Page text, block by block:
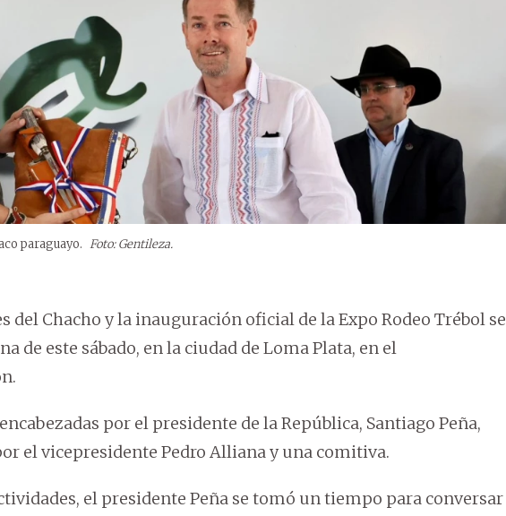
paraguayo. Foto: Gentileza.
del Chacho y la inauguración oficial de la Expo Rodeo Trébol se
de este sábado, en la ciudad de Loma Plata, en el
por el presidente de la República, Santiago Peña,
el vicepresidente Pedro Alliana y una comitiva.
el presidente Peña se tomó un tiempo para conversar